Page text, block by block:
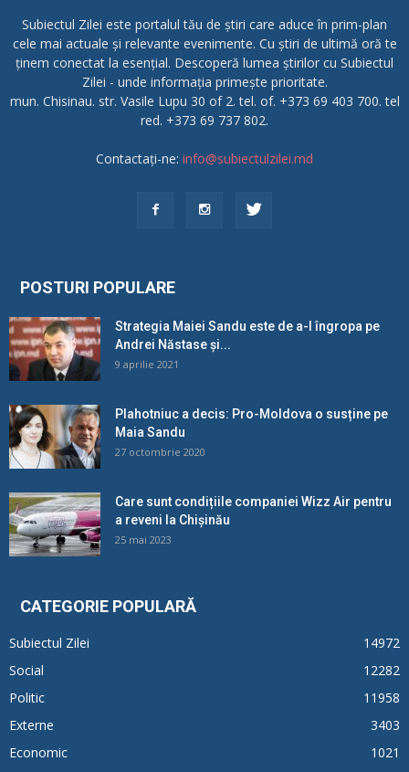
Subiectul Zilei este portalul tău de știri care aduce în prim-plan
cele mai actuale și relevante evenimente. Cu știri de ultimă oră te
ținem conectat la esențial. Descoperă lumea știrilor cu Subiectul
Zilei - unde informația primește prioritate.
mun. Chisinau. str. Vasile Lupu 30 of 2. tel. of. +373 69 403 700. tel
red. +373 69 737 802.
Contactați-ne: info@subiectulzilei.md
POSTURI POPULARE
Strategia Maiei Sandu este de a-l îngropa pe
Andrei Năstase și...
9 aprilie 2021
Plahotniuc a decis: Pro-Moldova o susține pe
Maia Sandu
27 octombrie 2020
Care sunt condițiile companiei Wizz Air pentru
a reveni la Chișinău
25 mai 2023
CATEGORIE POPULARĂ
Subiectul Zilei
14972
Social
12282
Politic
11958
Externe
3403
Economic
1021